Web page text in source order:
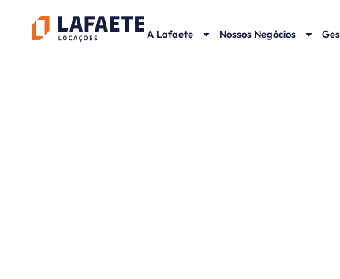
A Lafaete Nossos Negócios